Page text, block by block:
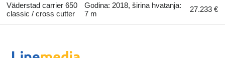
Väderstad carrier 650
classic / cross cutter
Godina: 2018, širina hvatanja:
7 m
27.233 €